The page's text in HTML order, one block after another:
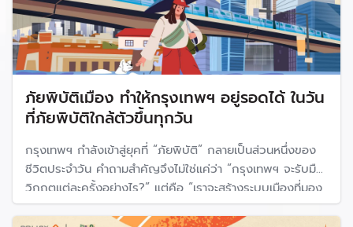
ภัยพิบัติเมือง ทำให้กรุงเทพฯ อยู่รอดได้ ในวัน
ที่ภัยพิบัติใกล้ตัวขึ้นทุกวัน
กรุงเทพฯ กำลังเข้าสู่ยุคที่ “ภัยพิบัติ” กลายเป็นส่วนหนึ่งของ
ชีวิตประจำวัน คำถามสำคัญจึงไม่ใช่แค่ว่า “กรุงเทพฯ จะรับมือ
วิกฤตแต่ละครั้งอย่างไร?” แต่คือ “เราจะสร้างระบบเมืองที่มอง
เห็น เตือนภัย ป้องกัน และดูแลคนได้ก่อนเกิดวิกฤตอย่างไร?”